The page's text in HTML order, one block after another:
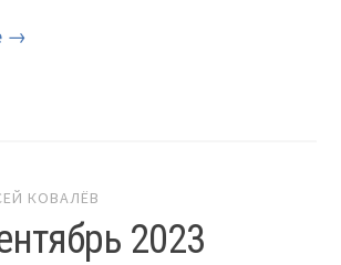
→
КОВАЛЁВ
2023